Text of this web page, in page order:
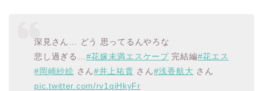
深見さん… どう 思ってるんやろな
悲し過ぎる… #花嫁未満エスケープ完結編#花エス
#岡崎紗絵 さん#井上祐貴 さん#浅香航大 さん
pic.twitter.com/rv1qiHkyFr